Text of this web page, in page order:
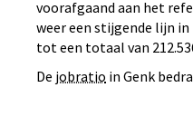
voorafgaand aan het
weer een stijgende lijn
tot een totaal van
De jobratio in Genk